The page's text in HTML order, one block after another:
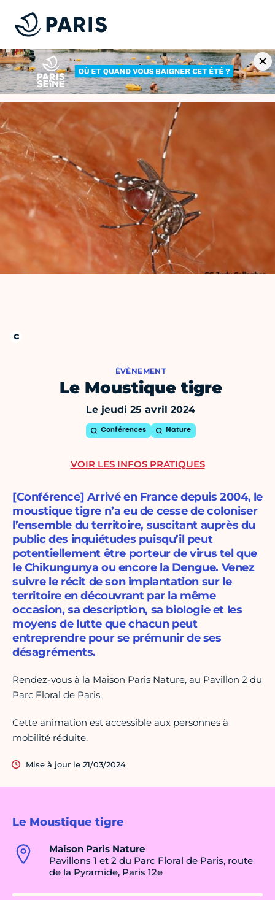
ÉVÈNEMENT
Le Moustique tigre
Le jeudi 25 avril 2024
Conférences Nature
Le Moustique tigre
Maison Paris Nature
Pavillons 1 et 2 du Parc Floral de Paris, route
de la Pyramide, Paris 12e
[Conférence] Arrivé en France depuis 2004, le
moustique tigre n’a eu de cesse de coloniser
l’ensemble du territoire, suscitant auprès du
public des inquiétudes puisqu’il peut
potentiellement être porteur de virus tel que
le Chikungunya ou encore la Dengue. Venez
suivre le récit de son implantation sur le
territoire en découvrant par la même
occasion, sa description, sa biologie et les
moyens de lutte que chacun peut
entreprendre pour se prémunir de ses
désagréments.
Rendez-vous à la Maison Paris Nature, au Pavillon 2 du
Parc Floral de Paris.
Cette animation est accessible aux personnes à
mobilité réduite.
Mise à jour le 21/03/2024
VOIR LES INFOS PRATIQUES